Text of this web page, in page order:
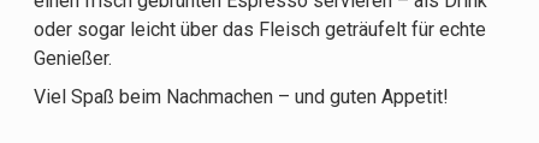
oder sogar leicht über das Fleisch geträufelt für echte
Genießer.
Viel Spaß beim Nachmachen – und guten Appetit!